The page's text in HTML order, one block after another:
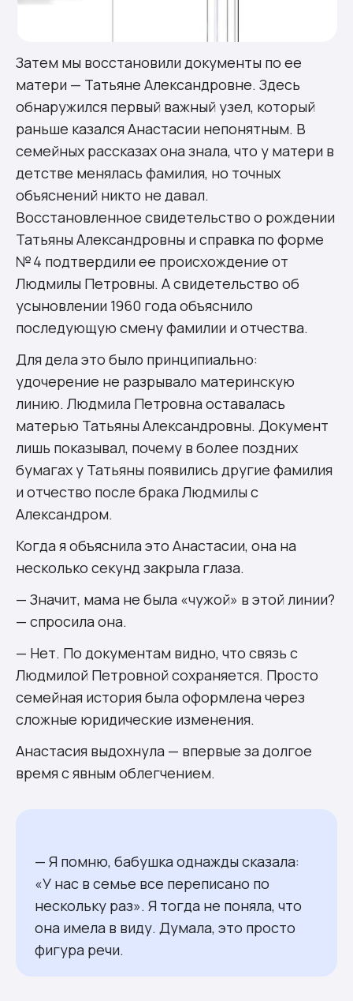
Затем мы восстановили документы по ее
матери — Татьяне Александровне. Здесь
обнаружился первый важный узел, который
раньше казался Анастасии непонятным. В
семейных рассказах она знала, что у матери в
детстве менялась фамилия, но точных
объяснений никто не давал.
Восстановленное свидетельство о рождении
Татьяны Александровны и справка по форме
№ 4 подтвердили ее происхождение от
Людмилы Петровны. А свидетельство об
усыновлении 1960 года объяснило
последующую смену фамилии и отчества.
Для дела это было принципиально:
удочерение не разрывало материнскую
линию. Людмила Петровна оставалась
матерью Татьяны Александровны. Документ
лишь показывал, почему в более поздних
бумагах у Татьяны появились другие фамилия
и отчество после брака Людмилы с
Александром.
Когда я объяснила это Анастасии, она на
несколько секунд закрыла глаза.
— Значит, мама не была «чужой» в этой линии?
— спросила она.
— Нет. По документам видно, что связь с
Людмилой Петровной сохраняется. Просто
семейная история была оформлена через
сложные юридические изменения.
Анастасия выдохнула — впервые за долгое
время с явным облегчением.
— Я помню, бабушка однажды сказала:
«У нас в семье все переписано по
нескольку раз». Я тогда не поняла, что
она имела в виду. Думала, это просто
фигура речи.